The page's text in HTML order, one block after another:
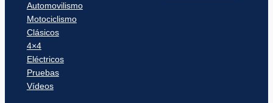
Automovilismo
Motociclismo
Clásicos
4×4
Eléctricos
Pruebas
Vídeos